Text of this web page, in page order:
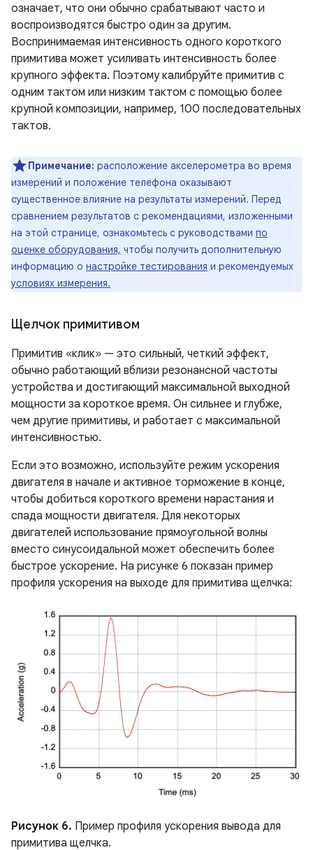
означает, что они обычно срабатывают часто и
воспроизводятся быстро один за другим.
Воспринимаемая интенсивность одного короткого
примитива может усиливать интенсивность более
крупного эффекта. Поэтому калибруйте примитив с
одним тактом или низким тактом с помощью более
крупной композиции, например, 100 последовательных
тактов.
Примечание: расположение акселерометра во время
измерений и положение телефона оказывают
существенное влияние на результаты измерений. Перед
сравнением результатов с рекомендациями, изложенными
на этой странице, ознакомьтесь с руководствами по
оценке оборудования, чтобы получить дополнительную
информацию о настройке тестирования и рекомендуемых
условиях измерения.
Щелчок примитивом
Примитив «клик» — это сильный, четкий эффект,
обычно работающий вблизи резонансной частоты
устройства и достигающий максимальной выходной
мощности за короткое время. Он сильнее и глубже,
чем другие примитивы, и работает с максимальной
интенсивностью.
Если это возможно, используйте режим ускорения
двигателя в начале и активное торможение в конце,
чтобы добиться короткого времени нарастания и
спада мощности двигателя. Для некоторых
двигателей использование прямоугольной волны
вместо синусоидальной может обеспечить более
быстрое ускорение. На рисунке 6 показан пример
профиля ускорения на выходе для примитива щелчка:
Рисунок 6. Пример профиля ускорения вывода для
примитива щелчка.